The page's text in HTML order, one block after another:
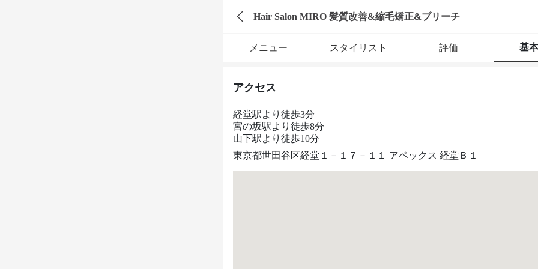
Hair Salon MIRO 髪質改善&縮毛矯正&ブリーチ
メニュー スタイリスト 評価 基
アクセス
経堂駅より徒歩3分
宮の坂駅より徒歩8分
山下駅より徒歩10分
東京都世田谷区経堂１－１７－１１ アペックス 経堂Ｂ１